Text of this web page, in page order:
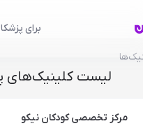
برای
لیست کلینیک‌های
مرکز تخصصی کودکان نیکو